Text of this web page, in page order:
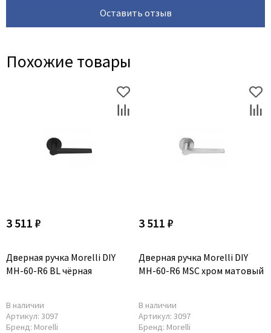
Porta Di Parma
Portika
Protector
Regidoors
Uberture
Venezia Unique
Viporte
Zadoor
Оставить отзыв
Похожие товары
3 511 ₽
Дверная ручка Morelli DIY
MH-60-R6 BL чёрная
В наличии
Артикул: 3097
Бренд: Morelli
3 511 ₽
Дверная ручка Morelli DIY
MH-60-R6 MSC хром матовый
В наличии
Артикул: 3097
Бренд: Morelli